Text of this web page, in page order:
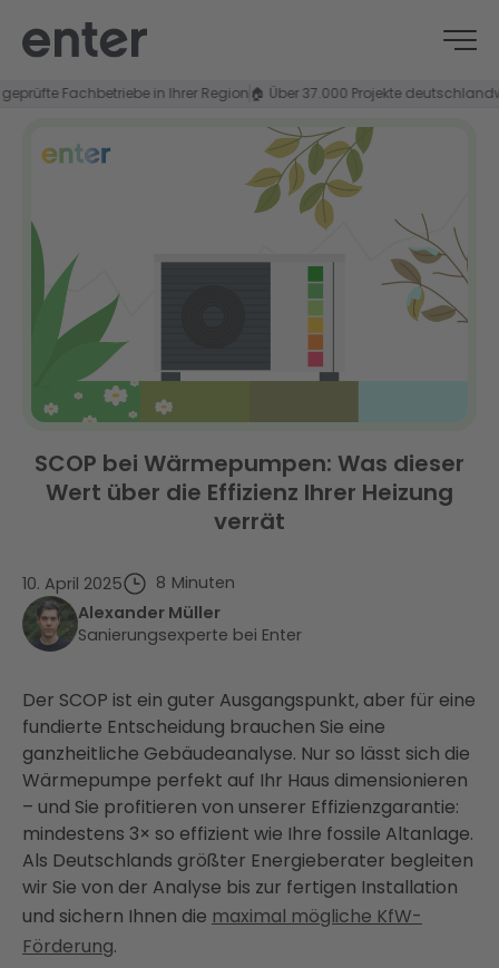
in Ihrer Region🏠 Über 37.000 Projekte deutschlandweit⭐
SCOP bei Wärmepumpen: Was dieser
Wert über die Effizienz Ihrer Heizung
verrät
10. April 2025 8 Minuten
Alexander Müller
Sanierungsexperte bei Enter
Der SCOP ist ein guter Ausgangspunkt, aber für eine
fundierte Entscheidung brauchen Sie eine
ganzheitliche Gebäudeanalyse. Nur so lässt sich die
Wärmepumpe perfekt auf Ihr Haus dimensionieren
– und Sie profitieren von unserer Effizienzgarantie:
mindestens 3× so effizient wie Ihre fossile Altanlage.
Als Deutschlands größter Energieberater begleiten
wir Sie von der Analyse bis zur fertigen Installation
und sichern Ihnen die maximal mögliche KfW-
Förderung.